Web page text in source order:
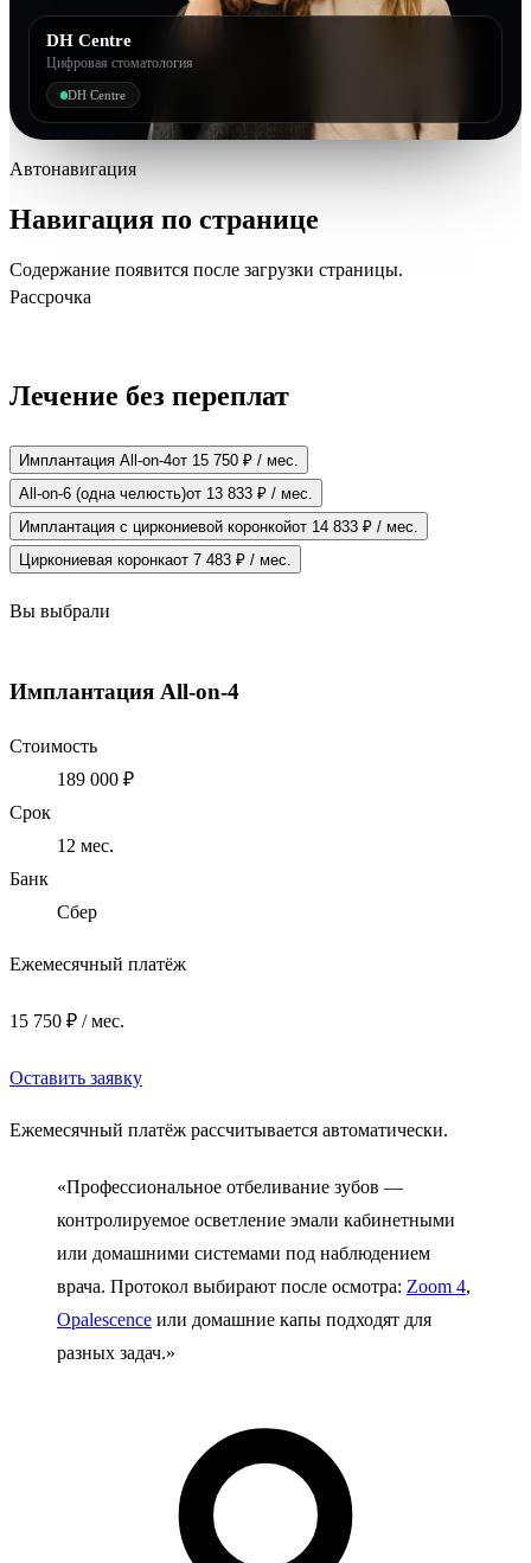
DH Centre
Цифровая стоматология
DH Centre
Автонавигация
Навигация по странице
Содержание появится после загрузки страницы.
Рассрочка
Лечение без переплат
Имплантация All-on-4от 15 750 ₽ / мес.
All-on-6 (одна челюсть)от 13 833 ₽ / мес.
Имплантация с циркониевой коронкойот 14 833 ₽ / мес.
Циркониевая коронкаот 7 483 ₽ / мес.
Вы выбрали
Имплантация All-on-4
Стоимость
189 000 ₽
Срок
12 мес.
Банк
Сбер
Ежемесячный платёж
15 750 ₽ / мес.
Оставить заявку
Ежемесячный платёж рассчитывается автоматически.
«Профессиональное отбеливание зубов —
контролируемое осветление эмали кабинетными
или домашними системами под наблюдением
врача. Протокол выбирают после осмотра: Zoom 4,
Opalescence или домашние капы подходят для
разных задач.»